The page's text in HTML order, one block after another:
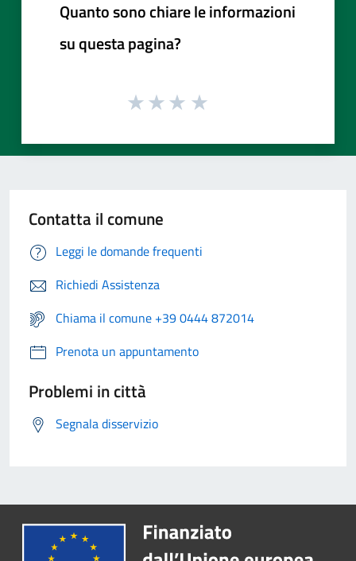
Quanto sono chiare le informazioni
su questa pagina?
Contatta il comune
Leggi le domande frequenti
Richiedi Assistenza
Chiama il comune +39 0444 872014
Prenota un appuntamento
Problemi in città
Segnala disservizio